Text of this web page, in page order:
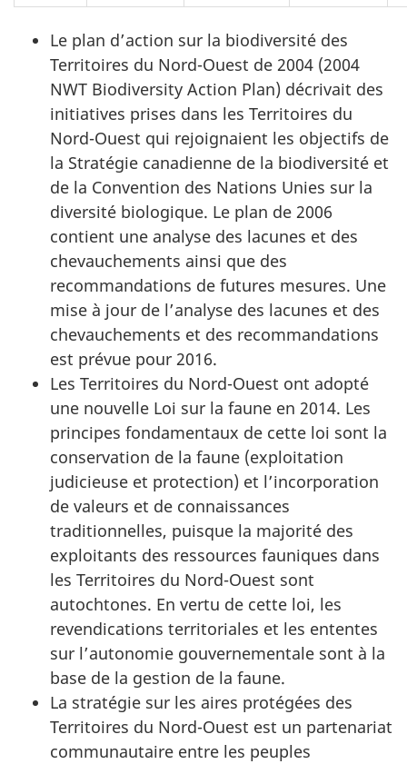
Le plan d’action sur la biodiversité des
Territoires du Nord-Ouest de 2004 (2004
NWT Biodiversity Action Plan) décrivait des
initiatives prises dans les Territoires du
Nord-Ouest qui rejoignaient les objectifs de
la Stratégie canadienne de la biodiversité et
de la Convention des Nations Unies sur la
diversité biologique. Le plan de 2006
contient une analyse des lacunes et des
chevauchements ainsi que des
recommandations de futures mesures. Une
mise à jour de l’analyse des lacunes et des
chevauchements et des recommandations
est prévue pour 2016.
Les Territoires du Nord-Ouest ont adopté
une nouvelle Loi sur la faune en 2014. Les
principes fondamentaux de cette loi sont la
conservation de la faune (exploitation
judicieuse et protection) et l’incorporation
de valeurs et de connaissances
traditionnelles, puisque la majorité des
exploitants des ressources fauniques dans
les Territoires du Nord-Ouest sont
autochtones. En vertu de cette loi, les
revendications territoriales et les ententes
sur l’autonomie gouvernementale sont à la
base de la gestion de la faune.
La stratégie sur les aires protégées des
Territoires du Nord-Ouest est un partenariat
communautaire entre les peuples